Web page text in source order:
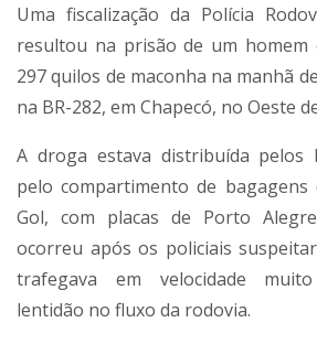
Uma fiscalização da Polícia
resultou na prisão de um homem
297 quilos de maconha na manhã
na BR-282, em Chapecó, no Oeste
A droga estava distribuída pelos
pelo compartimento de bagagens
Gol, com placas de Porto
ocorreu após os policiais
trafegava em velocidade
lentidão no fluxo da rodovia.